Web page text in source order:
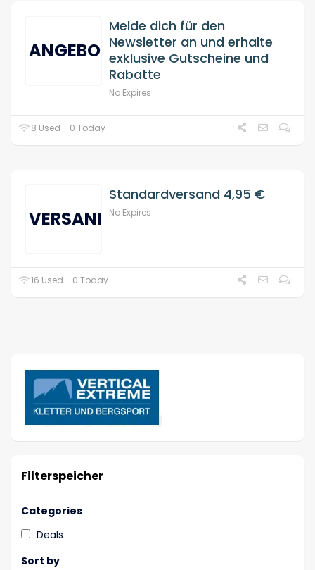
ANGEBOT
Melde dich für den
Newsletter an und erhalte
exklusive Gutscheine und
Rabatte
No Expires
8 Used - 0 Today
VERSAND
Standardversand 4,95 €
No Expires
16 Used - 0 Today
Filterspeicher
Categories
Deals
Sort by